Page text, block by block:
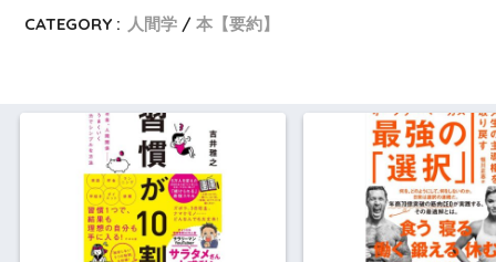
CATEGORY : 人間学 本【要約】